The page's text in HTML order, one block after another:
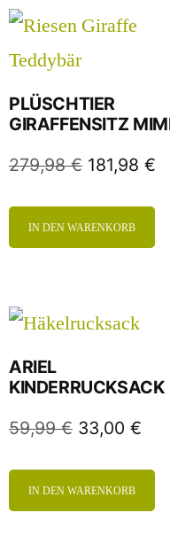
PLÜSCHTIER
GIRAFFENSITZ
279,98€ 181,98 €
IN DEN WARENKORB
ARIEL
KINDERRUCKSACK
59,99€ 33,00 €
IN DEN WARENKORB